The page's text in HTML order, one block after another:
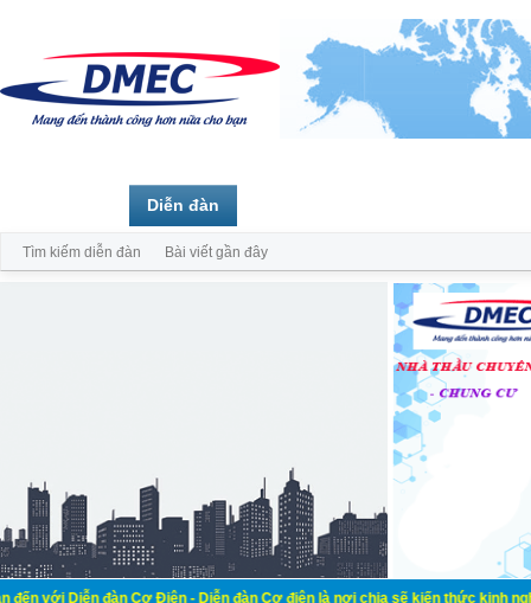
đàn Cơ Điện - Diễn đàn Cơ điện là nơi chia sẽ kiến thức kinh nghiệm
Diễn đàn
Tìm kiếm diễn đàn Bài viết gần đây